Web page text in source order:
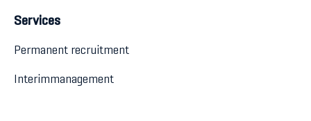
Services
Permanent recruitment
Interimmanagement